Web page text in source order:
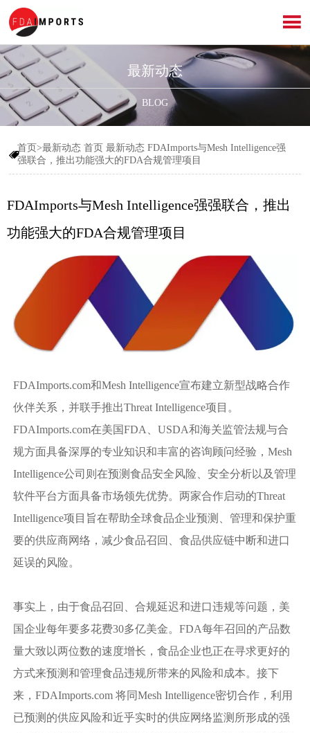

最新动态
BLOG

首页>最新动态首页 最新动态 FDAImports与Mesh Intelligence强
强联合，推出功能强大的FDA合规管理项目
FDAImports与Mesh Intelligence强强联合，推出
功能强大的FDA合规管理项目
FDAImports.com和Mesh Intelligence宣布建立新型战略合作
伙伴关系，并联手推出Threat Intelligence项目。
FDAImports.com在美国FDA、USDA和海关监管法规与合
规方面具备深厚的专业知识和丰富的咨询顾问经验，Mesh
Intelligence公司则在预测食品安全风险、安全分析以及管理
软件平台方面具备市场领先优势。两家合作启动的Threat
Intelligence项目旨在帮助全球食品企业预测、管理和保护重
要的供应商网络，减少食品召回、食品供应链中断和进口
延误的风险。
事实上，由于食品召回、合规延迟和进口违规等问题，美
国企业每年要多花费30多亿美金。FDA每年召回的产品数
量大致以两位数的速度增长，食品企业也正在寻求更好的
方式来预测和管理食品违规所带来的风险和成本。接下
来，FDAImports.com 将同Mesh Intelligence密切合作，利用
已预测的供应风险和近乎实时的供应网络监测所形成的强